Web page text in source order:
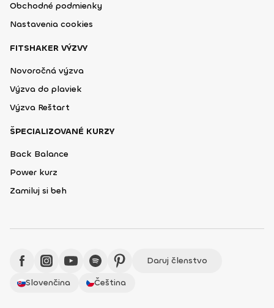
Obchodné podmienky
Nastavenia cookies
FITSHAKER VÝZVY
Novoročná výzva
Výzva do plaviek
Výzva Reštart
ŠPECIALIZOVANÉ KURZY
Back Balance
Power kurz
Zamiluj si beh
Daruj členstvo
Slovenčina
Čeština